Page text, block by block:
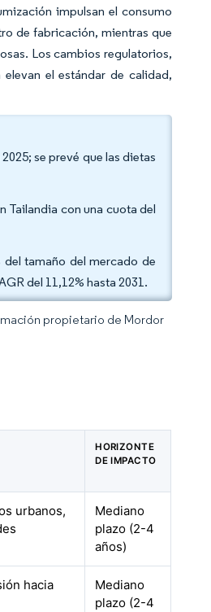
impulsan el consumo
de fabricación, mientras que
Los cambios regulatorios,
el estándar de calidad,
se prevé que las dietas
Tailandia con una cuota del
tamaño del mercado de
del 11,12% hasta 2031.
propietario de Mordor
HORIZONTE
DE IMPACTO
urbanos,
Mediano
plazo (2-4
años)
hacia
Mediano
plazo (2-4